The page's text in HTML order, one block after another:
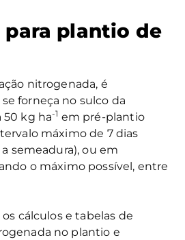
para plantio de
nitrogenada, é
forneça no sulco da
50 kg ha-1 em pré-plantio
máximo de 7 dias
semeadura), ou em
o máximo possível, entre
cálculos e tabelas de
no plantio e